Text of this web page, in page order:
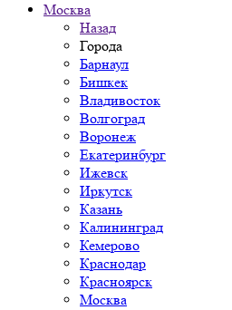
Москва
Назад
Города
Барнаул
Бишкек
Владивосток
Волгоград
Воронеж
Екатеринбург
Ижевск
Иркутск
Казань
Калининград
Кемерово
Краснодар
Красноярск
Москва